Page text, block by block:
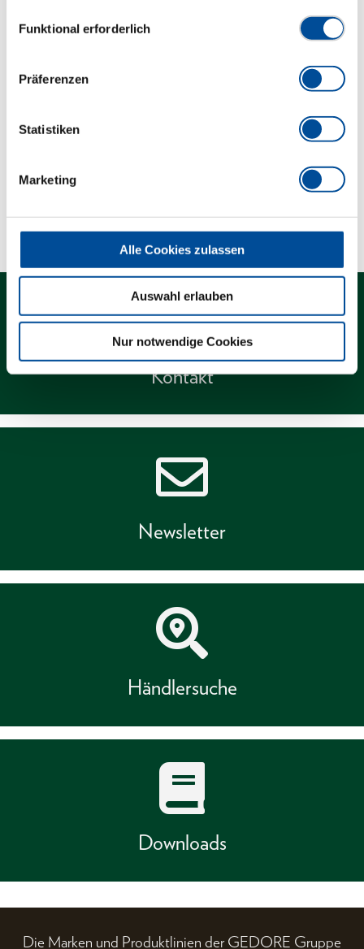
Funktional erforderlich
Präferenzen
Statistiken
Marketing
Alle Cookies zulassen
Auswahl erlauben
Nur notwendige Cookies
Antriebsform-Markierung am Griffende
Klinge aus Molybdän-Vanadium-Stahl, vergütet
Kontakt
Newsletter
Händlersuche
Downloads
Die Marken und Produktlinien der GEDORE Gruppe